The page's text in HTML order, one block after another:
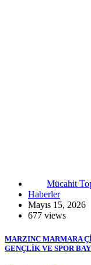
Mücahit
Haberler
Mayıs 15, 2026
677 views
MARZINC MARMARA
GENÇLİK VE SPOR